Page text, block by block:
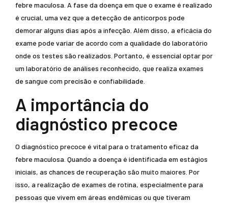
febre maculosa. A fase da doença em que o exame é realizado
é crucial, uma vez que a detecção de anticorpos pode
demorar alguns dias após a infecção. Além disso, a eficácia do
exame pode variar de acordo com a qualidade do laboratório
onde os testes são realizados. Portanto, é essencial optar por
um laboratório de análises reconhecido, que realiza exames
de sangue com precisão e confiabilidade.
A importância do
diagnóstico precoce
O diagnóstico precoce é vital para o tratamento eficaz da
febre maculosa. Quando a doença é identificada em estágios
iniciais, as chances de recuperação são muito maiores. Por
isso, a realização de exames de rotina, especialmente para
pessoas que vivem em áreas endêmicas ou que tiveram